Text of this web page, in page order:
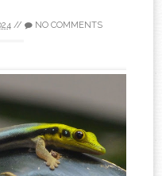
// NO COMMENTS